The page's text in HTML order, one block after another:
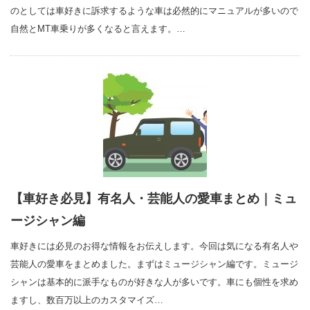
のとしては車好きに訴求するような車は必然的にマニュアルが多いので
自然とMT車乗りが多くなると言えます。…
【車好き必見】有名人・芸能人の愛車まとめ｜ミュ
ージシャン編
車好きには必見のお得な情報をお伝えします。今回は気になる有名人や
芸能人の愛車をまとめました。まずはミュージシャン編です。ミュージ
シャンは基本的に派手なものが好きな人が多いです。車にも個性を求め
ますし、数百万以上のカスタマイズ…